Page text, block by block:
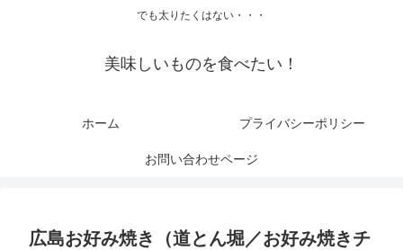
でも太りたくはない・・・
美味しいものを食べたい！
ホーム プライバシーポリシー
お問い合わせページ
広島お好み焼き（道とん堀／お好み焼きチ